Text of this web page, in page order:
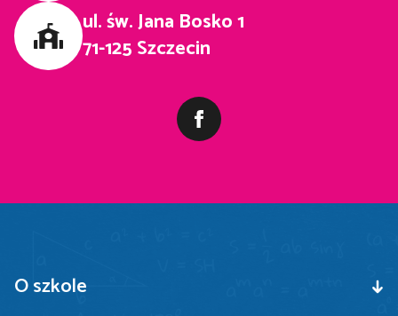
ul. św. Jana Bosko 1
71-125 Szczecin
O szkole